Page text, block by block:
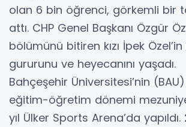
olan 6 bin öğrenci, görkemli bir
attı. CHP Genel Başkanı Özgür
bölümünü bitiren kızı İpek
gururunu ve heyecanını yaşadı.
Bahçeşehir Üniversitesi’nin
eğitim-öğretim dönemi
yıl Ülker Sports Arena’da yapıldı.